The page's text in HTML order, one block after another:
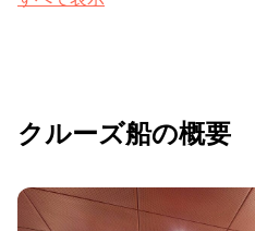
クルーズ船の概要